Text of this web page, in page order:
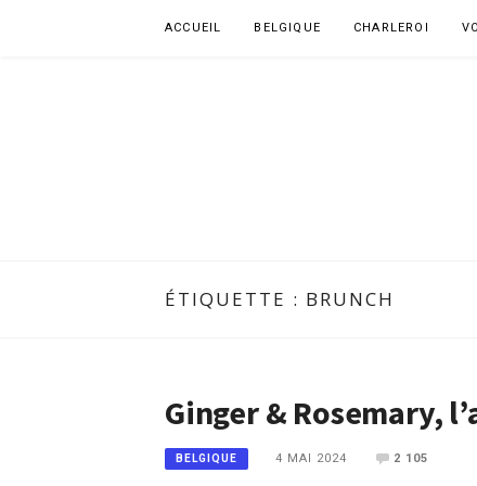
ACCUEIL BELGIQUE CHARLEROI
ÉTIQUETTE : BRUNCH
Ginger & Rosemary,
BELGIQUE 4 MAI 2024 2 105